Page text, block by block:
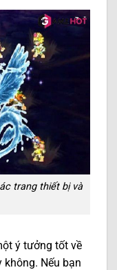
trang thiết bị và
ý tưởng tốt về
Nếu bạn